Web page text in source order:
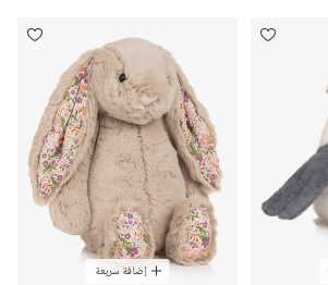
إضافة سريعة